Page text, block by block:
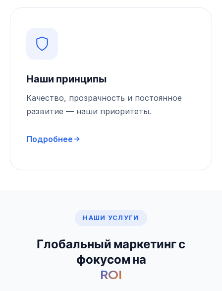
Наши принципы
Качество, прозрачность и постоянное
развитие — наши приоритеты.
Подробнее
НАШИ УСЛУГИ
Глобальный маркетинг с
фокусом на
ROI